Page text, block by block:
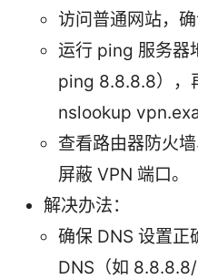
访问普通网站，确
运行 ping 服务器
ping 8.8.8.8），
nslookup
查看路由器防火
屏蔽 VPN 端口。
解决办法：
确保 DNS 设置正
DNS（如 8.8.8.8/